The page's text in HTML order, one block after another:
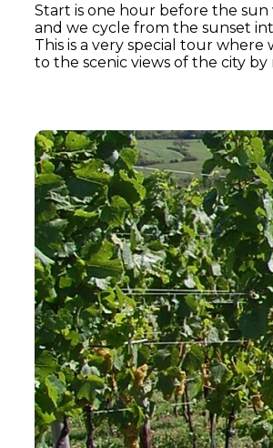
Start is one hour before the sun
and we cycle from the sunset
This is a very special tour where
to the scenic views of the city by